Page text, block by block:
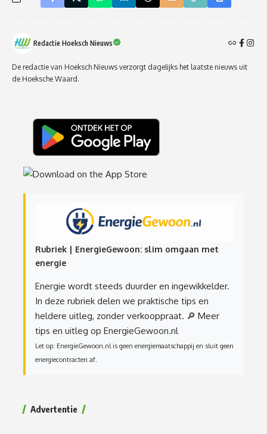
Redactie Hoeksch Nieuws
De redactie van Hoeksch Nieuws verzorgt dagelijks het laatste nieuws uit
de Hoeksche Waard.
Rubriek | EnergieGewoon: slim omgaan met
energie
Energie wordt steeds duurder en ingewikkelder.
In deze rubriek delen we praktische tips en
heldere uitleg, zonder verkooppraat. 🔎 Meer
tips en uitleg op EnergieGewoon.nl
Let op: EnergieGewoon.nl is geen energiemaatschappij en sluit geen
energiecontracten af.
Advertentie